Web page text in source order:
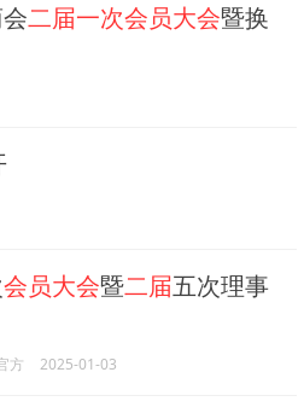
二届一次会员大会暨换
会员大会暨二届五次理事
方 2025-01-03